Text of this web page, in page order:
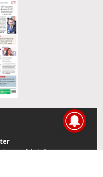
actualidad directamente en